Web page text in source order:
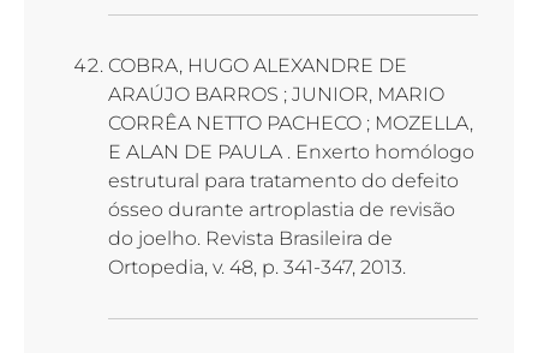
COBRA, HUGO ALEXANDRE DE
ARAÚJO BARROS ; JUNIOR, MARIO
CORRÊA NETTO PACHECO ; MOZELLA,
E ALAN DE PAULA . Enxerto homólogo
estrutural para tratamento do defeito
ósseo durante artroplastia de revisão
do joelho. Revista Brasileira de
Ortopedia, v. 48, p. 341-347, 2013.